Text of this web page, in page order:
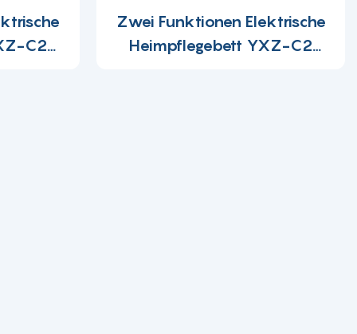
C2
Zwei Funktionen Elektrische
Heimpflegebett YXZ-C2